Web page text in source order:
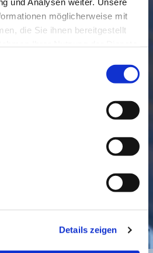
möglicherweise mit
die Sie ihnen bereitgestellt
Details zeigen
BESUCHEN